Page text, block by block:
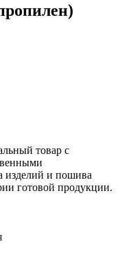
товар с
изделий и пошива
готовой продукции.